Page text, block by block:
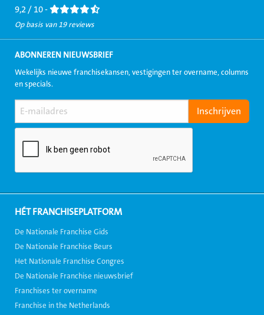
9,2 / 10 -
Op basis van 19 reviews
ABONNEREN NIEUWSBRIEF
Wekelijks nieuwe franchisekansen, vestigingen ter overname, columns
en specials.
HÉT FRANCHISEPLATFORM
De Nationale Franchise Gids
De Nationale Franchise Beurs
Het Nationale Franchise Congres
De Nationale Franchise nieuwsbrief
Franchises ter overname
Franchise in the Netherlands